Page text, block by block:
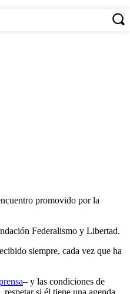
promovido por la
Federalismo y Libertad.
siempre, cada vez que ha
– y las condiciones de
si él tiene una agenda